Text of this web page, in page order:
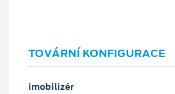
TOVÁRNÍ KONFIGURACE
imobilizér